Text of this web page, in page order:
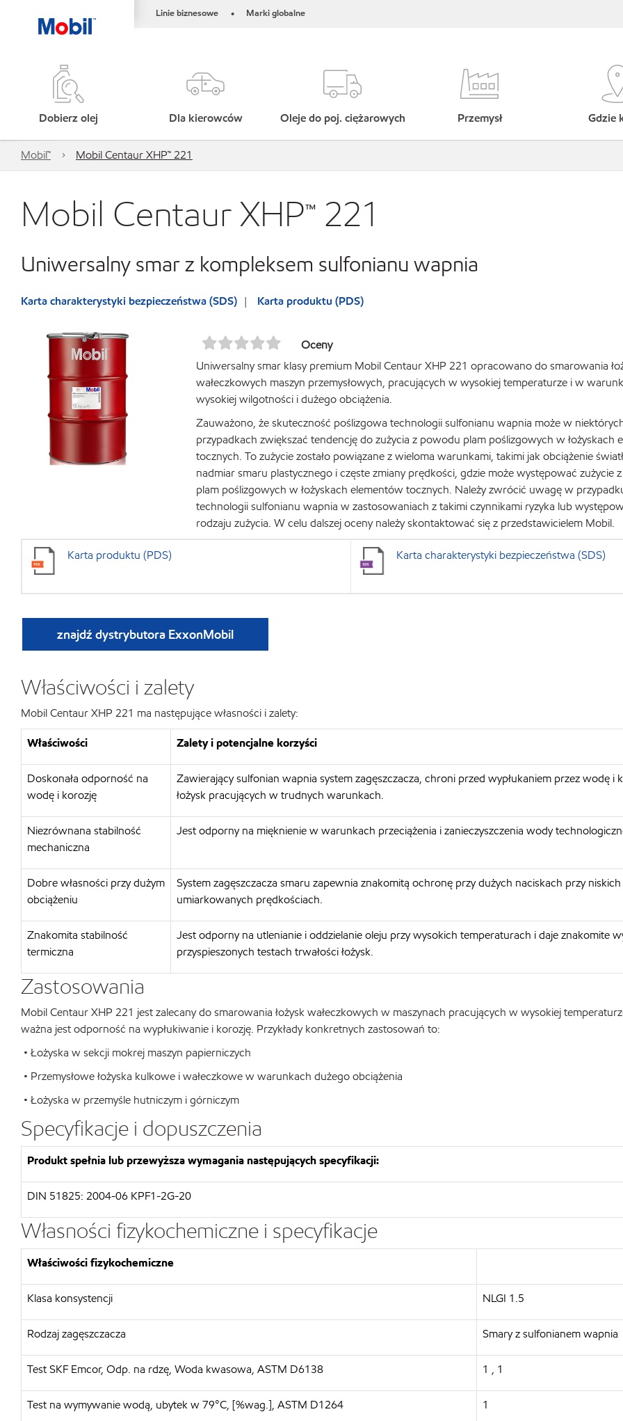
Linie biznesowe • Marki globalne
Dobierz olej Dla kierowców Oleje do poj. ciężarowych Przemysł Gdzie
Mobil™ Mobil Centaur XHP™ 221
Mobil Centaur XHP™ 221
Uniwersalny smar z kompleksem sulfonianu wapnia
Karta charakterystyki bezpieczeństwa (SDS) Karta produktu (PDS)
Oceny
Uniwersalny smar klasy premium Mobil Centaur XHP 221 opracowano do smarowania
wałeczkowych maszyn przemysłowych, pracujących w wysokiej temperaturze i w
wysokiej wilgotności i dużego obciążenia.
Zauważono, że skuteczność poślizgowa technologii sulfonianu wapnia może w
przypadkach zwiększać tendencję do zużycia z powodu plam poślizgowych w łożyskach
tocznych. To zużycie zostało powiązane z wieloma warunkami, takimi jak obciążenie
nadmiar smaru plastycznego i częste zmiany prędkości, gdzie może występować zużycie
plam poślizgowych w łożyskach elementów tocznych. Należy zwrócić uwagę w
technologii sulfonianu wapnia w zastosowaniach z takimi czynnikami ryzyka lub
rodzaju zużycia. W celu dalszej oceny należy skontaktować się z przedstawicielem Mobil.
Karta produktu (PDS) Karta charakterystyki bezpieczeństwa (SDS)
znajdź dystrybutora ExxonMobil
Właściwości i zalety
Mobil Centaur XHP 221 ma następujące własności i zalety:
Właściwości Zalety i potencjalne korzyści
Doskonała odporność na
wodę i korozję
Zawierający sulfonian wapnia system zagęszczacza, chroni przed wypłukaniem przez wodę i
łożysk pracujących w trudnych warunkach.
Niezrównana stabilność
mechaniczna
Jest odporny na mięknienie w warunkach przeciążenia i zanieczyszczenia wody
Dobre własności przy dużym
obciążeniu
System zagęszczacza smaru zapewnia znakomitą ochronę przy dużych naciskach przy
umiarkowanych prędkościach.
Znakomita stabilność
termiczna
Jest odporny na utlenianie i oddzielanie oleju przy wysokich temperaturach i daje znakomite
przyspieszonych testach trwałości łożysk.
Zastosowania
Mobil Centaur XHP 221 jest zalecany do smarowania łożysk wałeczkowych w maszynach pracujących w wysokiej
ważna jest odporność na wypłukiwanie i korozję. Przykłady konkretnych zastosowań to:
• Łożyska w sekcji mokrej maszyn papierniczych
• Przemysłowe łożyska kulkowe i wałeczkowe w warunkach dużego obciążenia
• Łożyska w przemyśle hutniczym i górniczym
Specyfikacje i dopuszczenia
Produkt spełnia lub przewyższa wymagania następujących specyfikacji:
DIN 51825: 2004-06 KPF1-2G-20
Własności fizykochemiczne i specyfikacje
Właściwości fizykochemiczne
Klasa konsystencji NLGI 1.5
Rodzaj zagęszczacza Smary z sulfonianem wapnia
Test SKF Emcor, Odp. na rdzę, Woda kwasowa, ASTM D6138 1 , 1
Test na wymywanie wodą, ubytek w 79°C, [%wag.], ASTM D1264 1